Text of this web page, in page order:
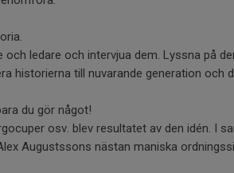
och ledare och intervjua dem. Lyssna på
historierna till nuvarande generation och
du gör något!
osv. blev resultatet av den idén. I
Augustssons nästan maniska